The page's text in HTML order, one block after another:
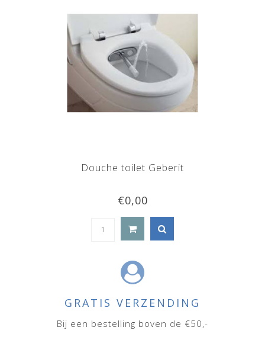
Douche toilet Geberit
€0,00
GRATIS VERZENDING
Bij een bestelling boven de €50,-